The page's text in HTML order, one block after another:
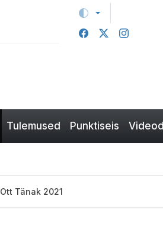
Tulemused Punktiseis Videod
Ott Tänak 2021